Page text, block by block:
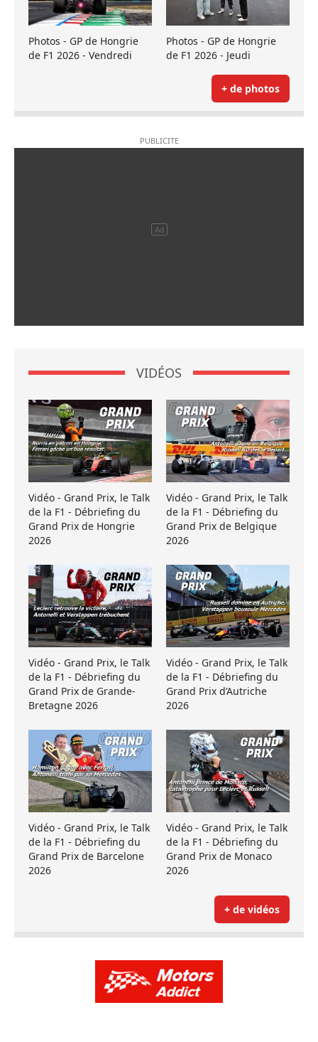
Photos - GP de Hongrie
de F1 2026 - Vendredi
Photos - GP de Hongrie
de F1 2026 - Jeudi
+ de photos
VIDÉOS
Vidéo - Grand Prix, le Talk
de la F1 - Débriefing du
Grand Prix de Hongrie
2026
Vidéo - Grand Prix, le Talk
de la F1 - Débriefing du
Grand Prix de Belgique
2026
Vidéo - Grand Prix, le Talk
de la F1 - Débriefing du
Grand Prix de Grande-
Bretagne 2026
Vidéo - Grand Prix, le Talk
de la F1 - Débriefing du
Grand Prix d’Autriche
2026
Vidéo - Grand Prix, le Talk
de la F1 - Débriefing du
Grand Prix de Barcelone
2026
Vidéo - Grand Prix, le Talk
de la F1 - Débriefing du
Grand Prix de Monaco
2026
+ de vidéos